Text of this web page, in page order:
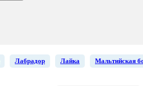
Лабрадор Лайка Мальтийская